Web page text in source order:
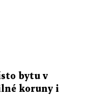
bytu v
koruny i